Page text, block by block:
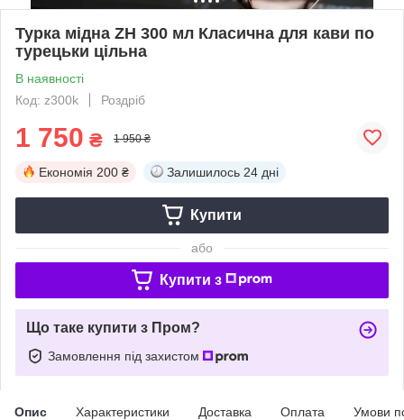
Турка мідна ZH 300 мл Класична для кави по
турецьки цільна
В наявності
Код: z300k
Роздріб
1 750 ₴ 1 950 ₴
Економія 200 ₴ Залишилось 24 дні
Купити
або
Купити з
Що таке купити з Пром?
Замовлення під захистом
Опис Характеристики Доставка Оплата Умови